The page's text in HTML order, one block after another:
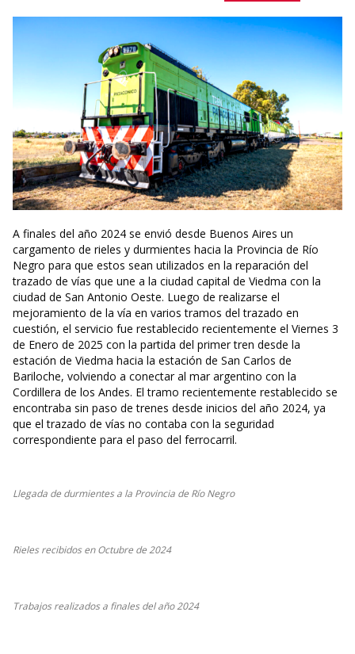
A finales del año 2024 se envió desde Buenos Aires un
cargamento de rieles y durmientes hacia la Provincia de Río
Negro para que estos sean utilizados en la reparación del
trazado de vías que une a la ciudad capital de Viedma con la
ciudad de San Antonio Oeste. Luego de realizarse el
mejoramiento de la vía en varios tramos del trazado en
cuestión, el servicio fue restablecido recientemente el Viernes 3
de Enero de 2025 con la partida del primer tren desde la
estación de Viedma hacia la estación de San Carlos de
Bariloche, volviendo a conectar al mar argentino con la
Cordillera de los Andes. El tramo recientemente restablecido se
encontraba sin paso de trenes desde inicios del año 2024, ya
que el trazado de vías no contaba con la seguridad
correspondiente para el paso del ferrocarril.
Llegada de durmientes a la Provincia de Río Negro
Rieles recibidos en Octubre de 2024
Trabajos realizados a finales del año 2024